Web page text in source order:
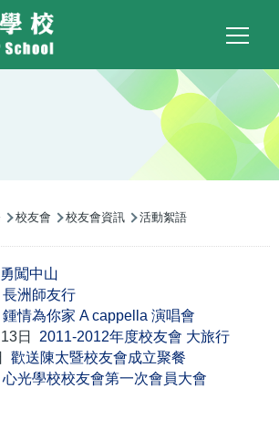
Main
校友會 校友會資訊 活動絮語
勇闖中山
長洲師友行
鍾情為你家 A cappella 演唱會
日 2011-2012年度校友會 大旅行
歡送陳太暨校友會成立聚餐
心光學校校友會第一次會員大會